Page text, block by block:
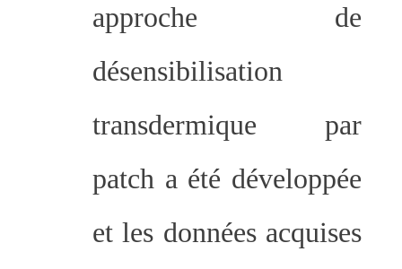
approche de
désensibilisation
transdermique par
patch a été développée
et les données acquises